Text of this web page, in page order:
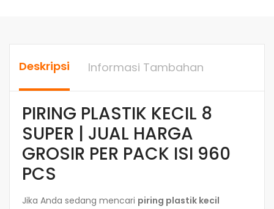
Deskripsi Informasi Tambahan
PIRING PLASTIK KECIL 8
SUPER | JUAL HARGA
GROSIR PER PACK ISI 960
PCS
Jika Anda sedang mencari piring plastik kecil